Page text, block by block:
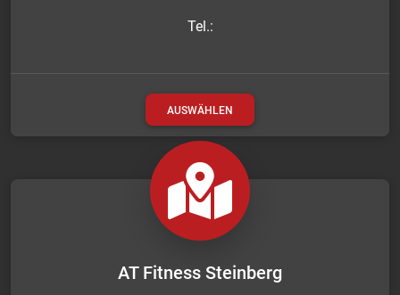
Tel.:
AUSWÄHLEN
AT Fitness Steinberg